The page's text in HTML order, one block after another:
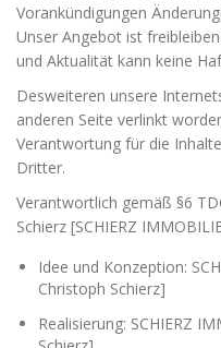
Vorankündigungen
Unser Angebot ist
und Aktualität kann keine
Desweiteren unsere
anderen Seite verlinkt
Verantwortung für die
Dritter.
Verantwortlich gemäß §6
Schierz [SCHIERZ
Idee und Konzeption:
Christoph Schierz]
Realisierung: SCHIERZ